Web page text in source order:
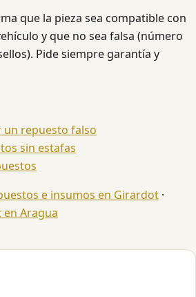
que la pieza sea compatible con
y que no sea falsa (número
Pide siempre garantía y
repuesto falso
sin estafas
e insumos en Girardot ·
Aragua